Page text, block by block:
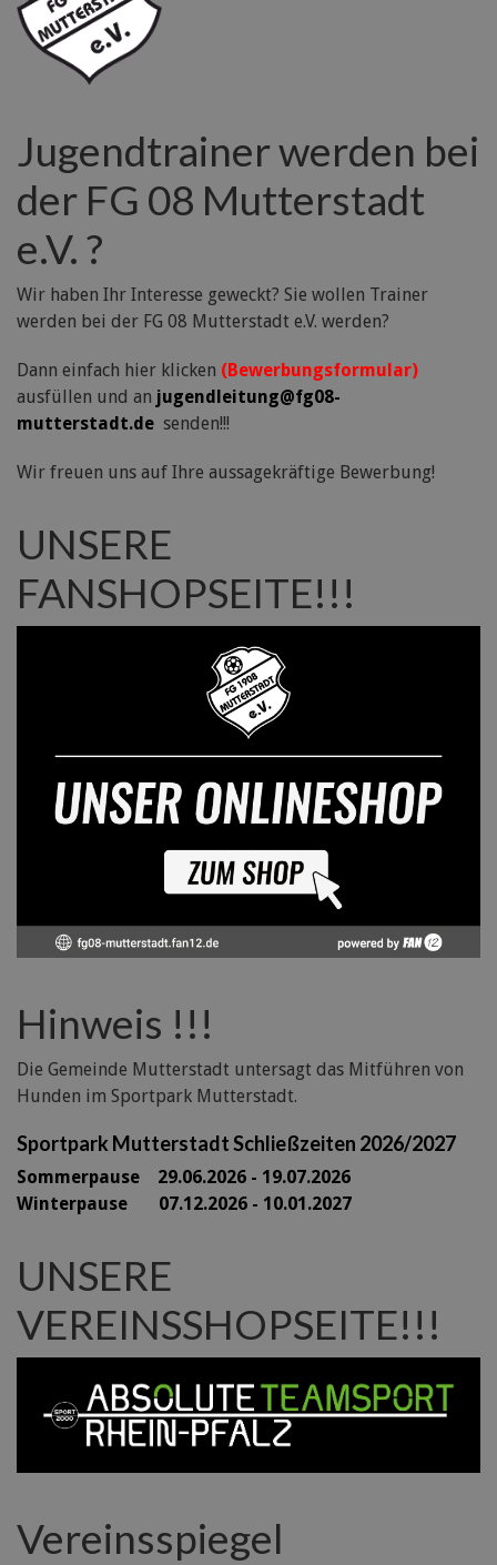
Jugendtrainer werden bei
der FG 08 Mutterstadt
e.V. ?
Wir haben Ihr Interesse geweckt? Sie wollen Trainer
werden bei der FG 08 Mutterstadt e.V. werden?
Dann einfach hier klicken (Bewerbungsformular)
ausfüllen und an jugendleitung@fg08-
mutterstadt.de senden!!!
Wir freuen uns auf Ihre aussagekräftige Bewerbung!
UNSERE
FANSHOPSEITE!!!
Hinweis !!!
Die Gemeinde Mutterstadt untersagt das Mitführen von
Hunden im Sportpark Mutterstadt.
Sportpark Mutterstadt Schließzeiten 2026/2027
Sommerpause 29.06.2026 - 19.07.2026
Winterpause 07.12.2026 - 10.01.2027
UNSERE
VEREINSSHOPSEITE!!!
Vereinsspiegel